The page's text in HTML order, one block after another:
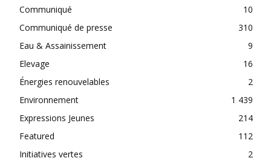
Communiqué
10
Communiqué de presse
310
Eau & Assainissement
9
Elevage
16
Énergies renouvelables
2
Environnement
1 439
Expressions Jeunes
214
Featured
112
Initiatives vertes
2